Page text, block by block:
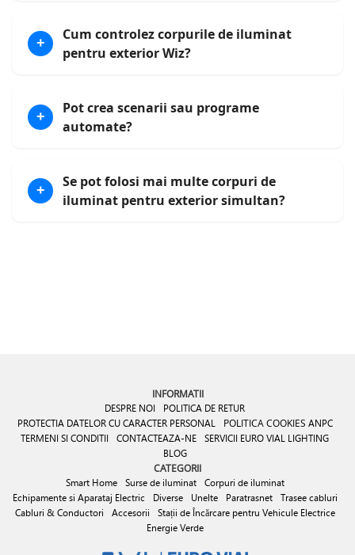
+
Cum controlez corpurile de iluminat
pentru exterior Wiz?
+
Pot crea scenarii sau programe
automate?
+
Se pot folosi mai multe corpuri de
iluminat pentru exterior simultan?
INFORMATII
DESPRE NOI
POLITICA DE RETUR
PROTECTIA DATELOR CU CARACTER PERSONAL
POLITICA COOKIES ANPC
TERMENI SI CONDITII
CONTACTEAZA-NE SERVICII EURO VIAL LIGHTING
BLOG
CATEGORII
Smart Home Surse de iluminat
Corpuri de iluminat
Echipamente si Aparataj Electric
Diverse Unelte Paratrasnet
Trasee cabluri
Cabluri & Conductori
Accesorii
Stații de Încărcare pentru Vehicule Electrice
Energie Verde